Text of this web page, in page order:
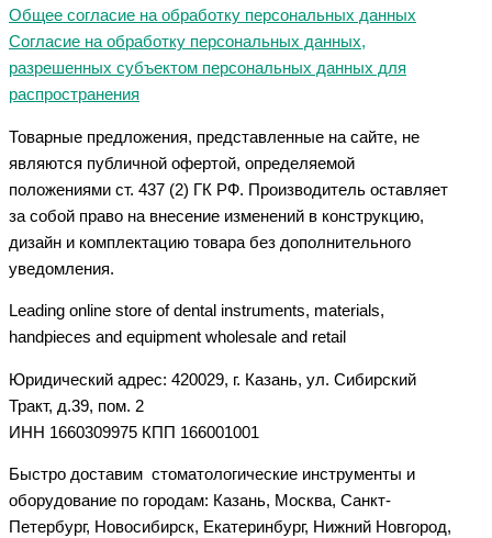
Общее согласие на обработку персональных данных
Согласие на обработку персональных данных,
разрешенных субъектом персональных данных для
распространения
Товарные предложения, представленные на сайте, не
являются публичной офертой, определяемой
положениями ст. 437 (2) ГК РФ. Производитель оставляет
за собой право на внесение изменений в конструкцию,
дизайн и комплектацию товара без дополнительного
уведомления.
Leading online store of dental instruments, materials,
handpieces and equipment wholesale and retail
Юридический адрес: 420029, г. Казань, ул. Сибирский
Тракт, д.39, пом. 2
ИНН 1660309975 КПП 166001001
Быстро доставим стоматологические инструменты и
оборудование по городам: Казань, Москва, Санкт-
Петербург, Новосибирск, Екатеринбург, Нижний Новгород,